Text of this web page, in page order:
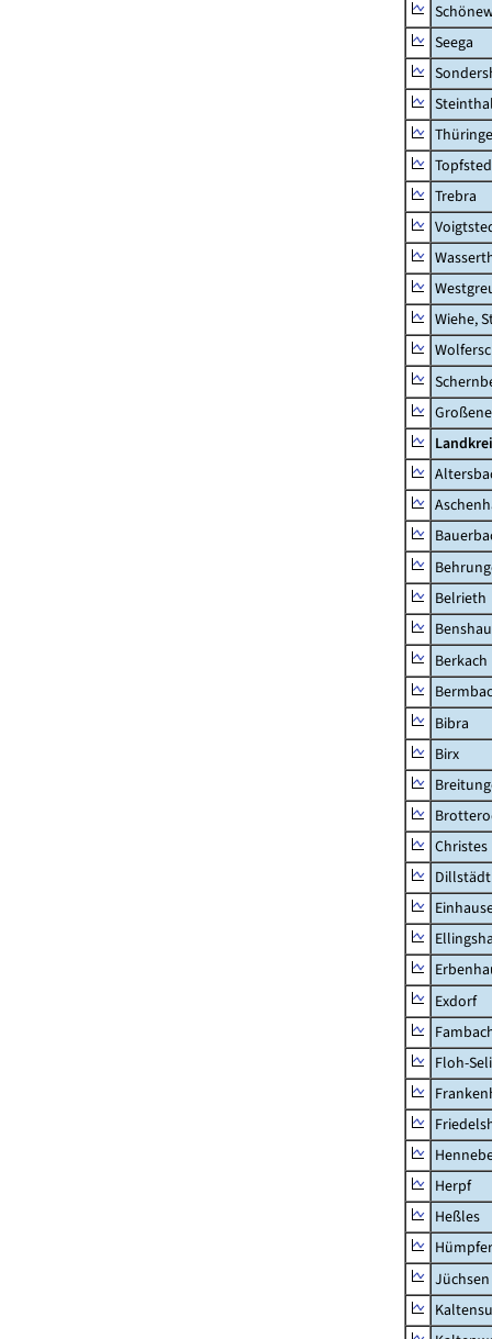
Seega
Trebra
Wiehe,
Belrieth
Berkach
Bibra
Birx
Christes
Dillstädt
Exdorf
Floh-
Herpf
Heßles
Jüchsen